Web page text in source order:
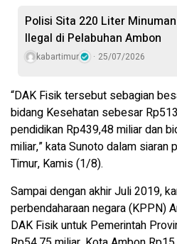
Polisi Sita 220 Liter
Ilegal di Pelabuhan Ambon
kabartimur 25/07/2026
“DAK Fisik tersebut sebagian
bidang Kesehatan sebesar
pendidikan Rp439,48 miliar dan
miliar,” kata Sunoto dalam siaran
Timur, Kamis (1/8).
Sampai dengan akhir Juli 2019,
perbendaharaan negara (KPPN)
DAK Fisik untuk Pemerintah